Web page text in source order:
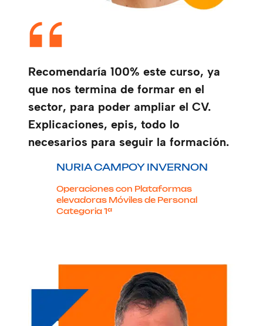
Recomendaría 100% este curso, ya
que nos termina de formar en el
sector, para poder ampliar el CV.
Explicaciones, epis, todo lo
necesarios para seguir la formación.
NURIA CAMPOY INVERNON
Operaciones con Plataformas
elevadoras Móviles de Personal
Categoria 1ª